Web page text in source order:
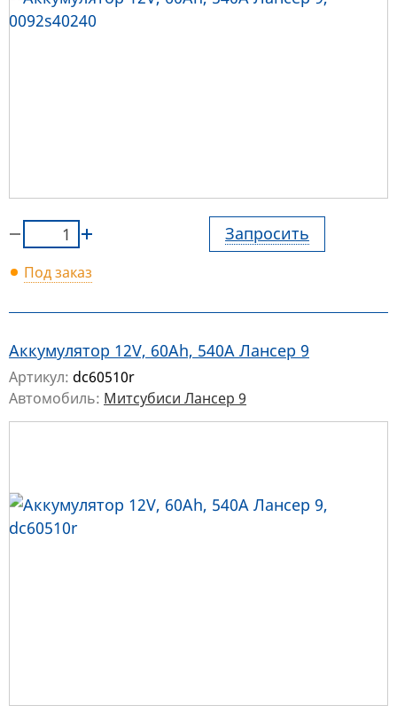
Запросить
Под заказ
Аккумулятор 12V, 60Ah, 540A Лансер 9
Артикул: dc60510r
Автомобиль: Митсубиси Лансер 9